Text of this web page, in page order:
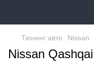
Тюнинг авто Nissan
Nissan